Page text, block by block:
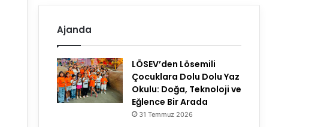
Ajanda
LÖSEV’den Lösemili
Çocuklara Dolu Dolu Yaz
Okulu: Doğa, Teknoloji ve
Eğlence Bir Arada
31 Temmuz 2026